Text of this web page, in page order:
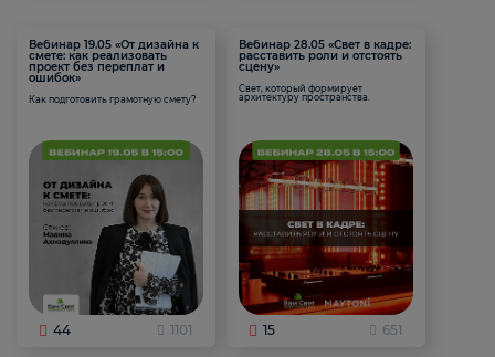
Вебинар 19.05 «От дизайна к
смете: как реализовать
проект без переплат и
ошибок»
Как подготовить грамотную смету?
44 1101
Вебинар 28.05 «Свет в кадре:
расставить роли и отстоять
сцену»
Свет, который формирует
архитектуру пространства.
15 651